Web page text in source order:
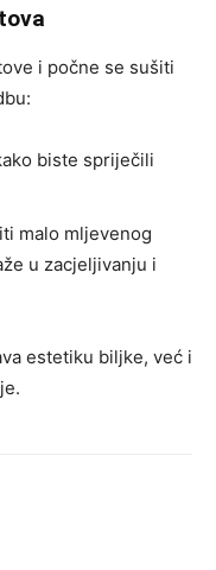
i počne se sušiti
biste spriječili
malo mljevenog
u zacjeljivanju i
estetiku biljke, već i